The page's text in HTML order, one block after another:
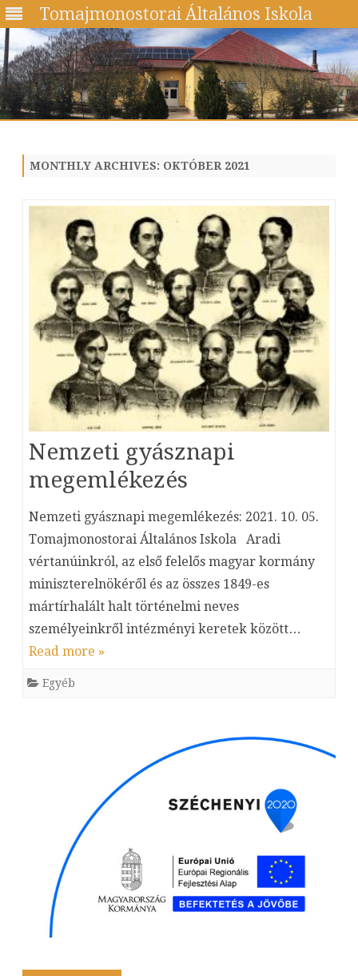
Tomajmonostorai Általános Iskola
MONTHLY ARCHIVES: OKTÓBER 2021
Nemzeti gyásznapi
megemlékezés
Nemzeti gyásznapi megemlékezés: 2021. 10. 05.
Tomajmonostorai Általános Iskola Aradi
vértanúinkról, az első felelős magyar kormány
miniszterelnökéről és az összes 1849-es
mártírhalált halt történelmi neves
személyeinkről intézményi keretek között…
Read more »
Egyéb